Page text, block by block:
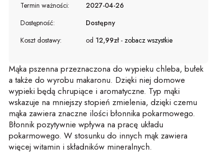
Termin ważności:
2027-04-26
Dostępność:
Dostępny
Koszt dostawy:
od 12,99zł - zobacz wszystkie
Mąka pszenna przeznaczona do wypieku chleba, bułek
a także do wyrobu makaronu. Dzięki niej domowe
wypieki będą chrupiące i aromatyczne. Typ mąki
wskazuje na mniejszy stopień zmielenia, dzięki czemu
mąka zawiera znaczne ilości błonnika pokarmowego.
Błonnik pozytywnie wpływa na pracę układu
pokarmowego. W stosunku do innych mąk zawiera
więcej witamin i składników mineralnych.